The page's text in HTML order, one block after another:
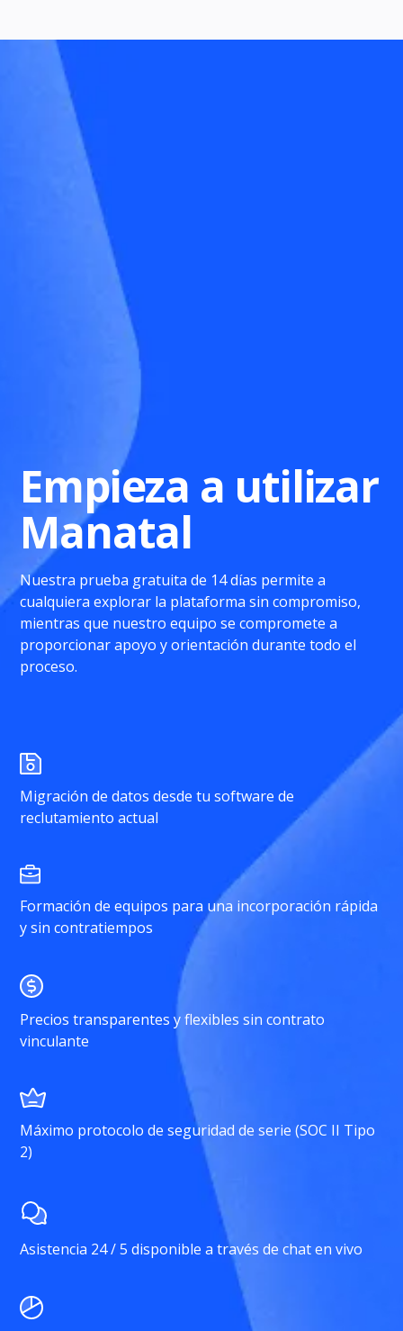
Empieza a utilizar
Manatal
Nuestra prueba gratuita de 14 días permite a
cualquiera explorar la plataforma sin compromiso,
mientras que nuestro equipo se compromete a
proporcionar apoyo y orientación durante todo el
proceso.
Migración de datos desde tu software de
reclutamiento actual
Formación de equipos para una incorporación rápida
y sin contratiempos
Precios transparentes y flexibles sin contrato
vinculante
Máximo protocolo de seguridad de serie (SOC II Tipo
2)
Asistencia 24 / 5 disponible a través de chat en vivo